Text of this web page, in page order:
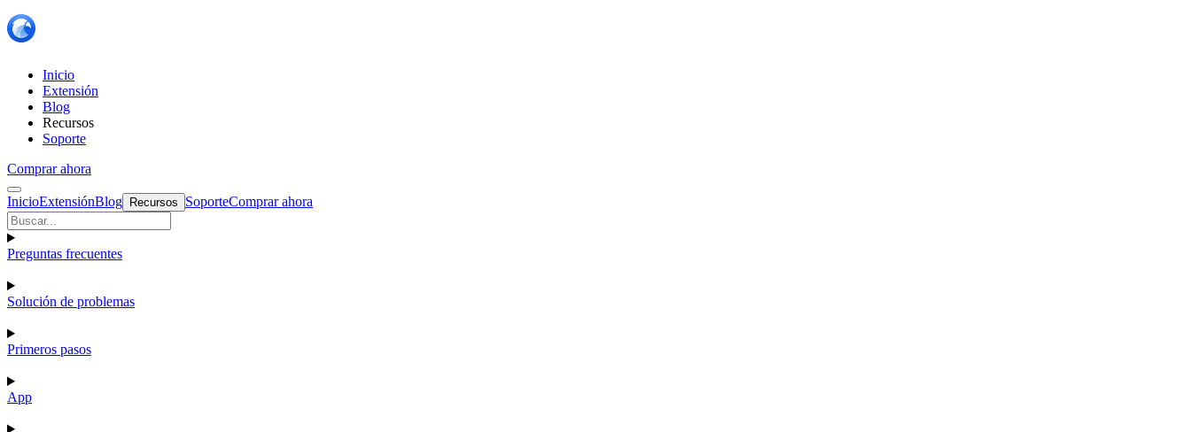
Inicio
Extensión
Blog
Recursos
Soporte
Comprar ahora
InicioExtensiónBlog Recursos SoporteComprar ahora
Preguntas frecuentes
Solución de problemas
Primeros pasos
App